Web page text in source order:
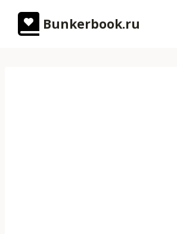
содержимому
Bunkerbook.ru